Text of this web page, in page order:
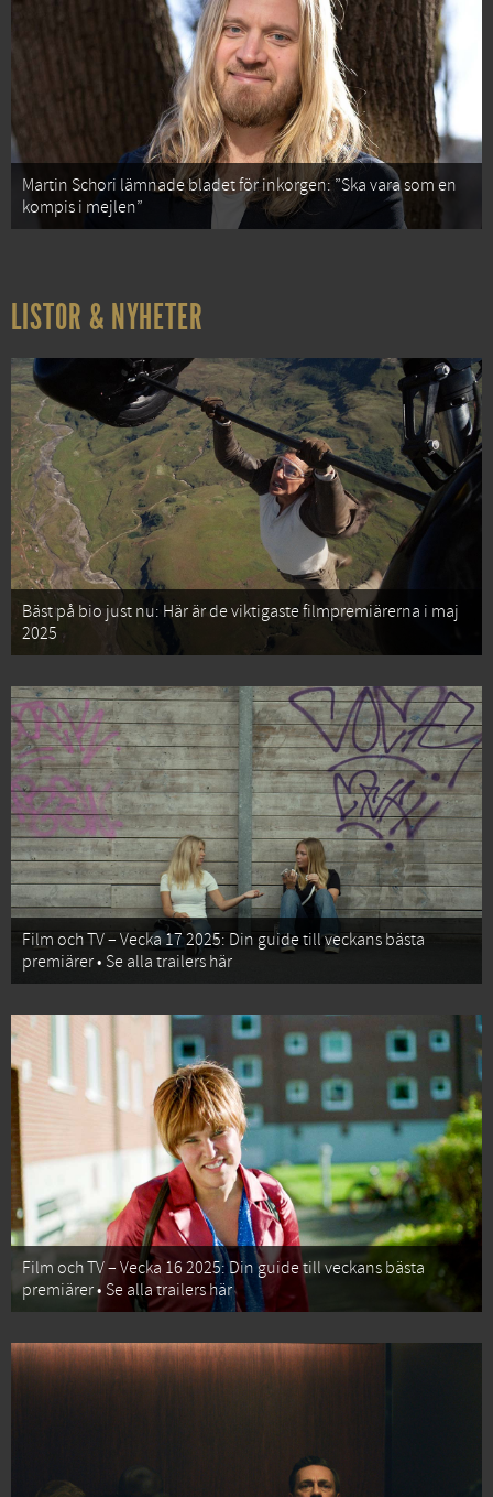
Martin Schori lämnade bladet för inkorgen: ”Ska vara som en
kompis i mejlen”
LISTOR & NYHETER
Bäst på bio just nu: Här är de viktigaste filmpremiärerna i maj
2025
Film och TV – Vecka 17 2025: Din guide till veckans bästa
premiärer • Se alla trailers här
Film och TV – Vecka 16 2025: Din guide till veckans bästa
premiärer • Se alla trailers här